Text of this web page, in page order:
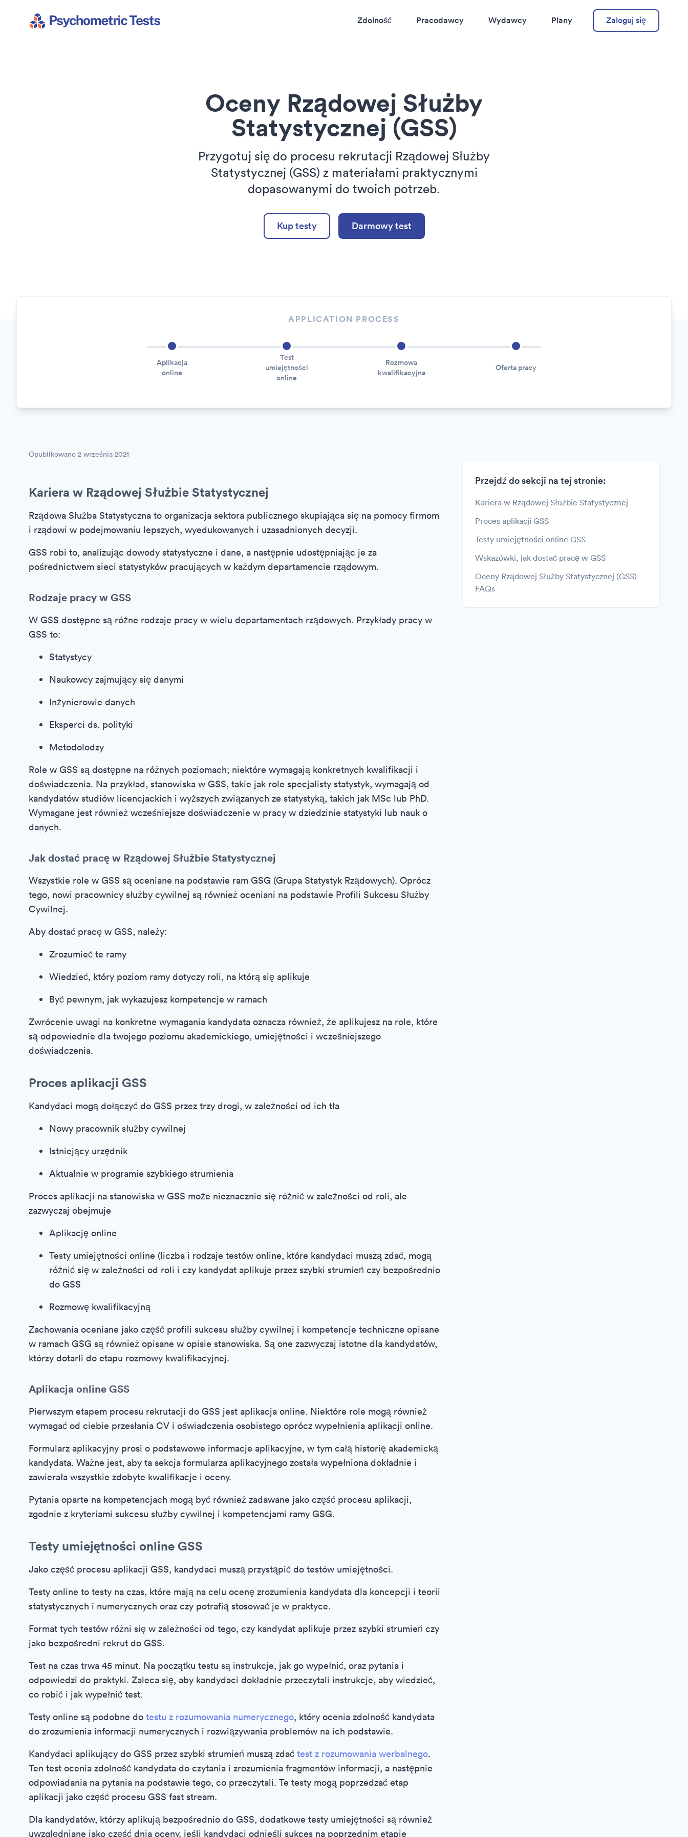
Zdolność Pracodawcy Wydawcy Plany Zaloguj się
Oceny Rządowej Służby
Statystycznej (GSS)
Przygotuj się do procesu rekrutacji Rządowej Służby
Statystycznej (GSS) z materiałami praktycznymi
dopasowanymi do twoich potrzeb.
Kup testy Darmowy test
APPLICATION PROCESS
Aplikacja
online
Test
umiejętności
online
Rozmowa
kwalifikacyjna
Oferta pracy
Opublikowano 2 września 2021
Kariera w Rządowej Służbie Statystycznej
Rządowa Służba Statystyczna to organizacja sektora publicznego skupiająca się na pomocy firmom
i rządowi w podejmowaniu lepszych, wyedukowanych i uzasadnionych decyzji.
GSS robi to, analizując dowody statystyczne i dane, a następnie udostępniając je za
pośrednictwem sieci statystyków pracujących w każdym departamencie rządowym.
Rodzaje pracy w GSS
W GSS dostępne są różne rodzaje pracy w wielu departamentach rządowych. Przykłady pracy w
GSS to:
Statystycy
Naukowcy zajmujący się danymi
Inżynierowie danych
Eksperci ds. polityki
Metodolodzy
Role w GSS są dostępne na różnych poziomach; niektóre wymagają konkretnych kwalifikacji i
doświadczenia. Na przykład, stanowiska w GSS, takie jak role specjalisty statystyk, wymagają od
kandydatów studiów licencjackich i wyższych związanych ze statystyką, takich jak MSc lub PhD.
Wymagane jest również wcześniejsze doświadczenie w pracy w dziedzinie statystyki lub nauk o
danych.
Jak dostać pracę w Rządowej Służbie Statystycznej
Wszystkie role w GSS są oceniane na podstawie ram GSG (Grupa Statystyk Rządowych). Oprócz
tego, nowi pracownicy służby cywilnej są również oceniani na podstawie Profili Sukcesu Służby
Cywilnej.
Aby dostać pracę w GSS, należy:
Zrozumieć te ramy
Wiedzieć, który poziom ramy dotyczy roli, na którą się aplikuje
Być pewnym, jak wykazujesz kompetencje w ramach
Zwrócenie uwagi na konkretne wymagania kandydata oznacza również, że aplikujesz na role, które
są odpowiednie dla twojego poziomu akademickiego, umiejętności i wcześniejszego
doświadczenia.
Proces aplikacji GSS
Kandydaci mogą dołączyć do GSS przez trzy drogi, w zależności od ich tła
Nowy pracownik służby cywilnej
Istniejący urzędnik
Aktualnie w programie szybkiego strumienia
Proces aplikacji na stanowiska w GSS może nieznacznie się różnić w zależności od roli, ale
zazwyczaj obejmuje
Aplikację online
Testy umiejętności online (liczba i rodzaje testów online, które kandydaci muszą zdać, mogą
różnić się w zależności od roli i czy kandydat aplikuje przez szybki strumień czy bezpośrednio
do GSS
Rozmowę kwalifikacyjną
Zachowania oceniane jako część profili sukcesu służby cywilnej i kompetencje techniczne opisane
w ramach GSG są również opisane w opisie stanowiska. Są one zazwyczaj istotne dla kandydatów,
którzy dotarli do etapu rozmowy kwalifikacyjnej.
Aplikacja online GSS
Pierwszym etapem procesu rekrutacji do GSS jest aplikacja online. Niektóre role mogą również
wymagać od ciebie przesłania CV i oświadczenia osobistego oprócz wypełnienia aplikacji online.
Formularz aplikacyjny prosi o podstawowe informacje aplikacyjne, w tym całą historię akademicką
kandydata. Ważne jest, aby ta sekcja formularza aplikacyjnego została wypełniona dokładnie i
zawierała wszystkie zdobyte kwalifikacje i oceny.
Pytania oparte na kompetencjach mogą być również zadawane jako część procesu aplikacji,
zgodnie z kryteriami sukcesu służby cywilnej i kompetencjami ramy GSG.
Testy umiejętności online GSS
Jako część procesu aplikacji GSS, kandydaci muszą przystąpić do testów umiejętności.
Testy online to testy na czas, które mają na celu ocenę zrozumienia kandydata dla koncepcji i teorii
statystycznych i numerycznych oraz czy potrafią stosować je w praktyce.
Format tych testów różni się w zależności od tego, czy kandydat aplikuje przez szybki strumień czy
jako bezpośredni rekrut do GSS.
Test na czas trwa 45 minut. Na początku testu są instrukcje, jak go wypełnić, oraz pytania i
odpowiedzi do praktyki. Zaleca się, aby kandydaci dokładnie przeczytali instrukcje, aby wiedzieć,
co robić i jak wypełnić test.
Testy online są podobne do testu z rozumowania numerycznego, który ocenia zdolność kandydata
do zrozumienia informacji numerycznych i rozwiązywania problemów na ich podstawie.
Kandydaci aplikujący do GSS przez szybki strumień muszą zdać test z rozumowania werbalnego.
Ten test ocenia zdolność kandydata do czytania i zrozumienia fragmentów informacji, a następnie
odpowiadania na pytania na podstawie tego, co przeczytali. Te testy mogą poprzedzać etap
aplikacji jako część procesu GSS fast stream.
Dla kandydatów, którzy aplikują bezpośrednio do GSS, dodatkowe testy umiejętności są również
uwzględniane jako część dnia oceny, jeśli kandydaci odnieśli sukces na poprzednim etapie
Przejdź do sekcji na tej stronie:
Kariera w Rządowej Służbie Statystycznej
Proces aplikacji GSS
Testy umiejętności online GSS
Wskazówki, jak dostać pracę w GSS
Oceny Rządowej Służby Statystycznej (GSS)
FAQs